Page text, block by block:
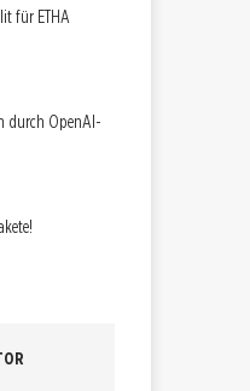
für ETHA
durch OpenAI-